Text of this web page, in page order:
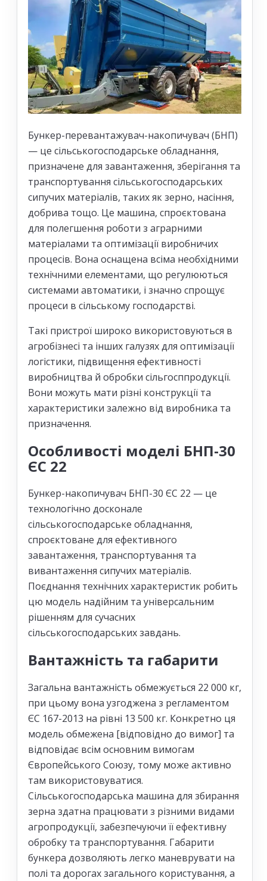
Бункер-перевантажувач-накопичувач (БНП)
— це сільськогосподарське обладнання,
призначене для завантаження, зберігання та
транспортування сільськогосподарських
сипучих матеріалів, таких як зерно, насіння,
добрива тощо. Це машина, спроєктована
для полегшення роботи з аграрними
матеріалами та оптимізації виробничих
процесів. Вона оснащена всіма необхідними
технічними елементами, що регулюються
системами автоматики, і значно спрощує
процеси в сільському господарстві.
Такі пристрої широко використовуються в
агробізнесі та інших галузях для оптимізації
логістики, підвищення ефективності
виробництва й обробки сільгосппродукції.
Вони можуть мати різні конструкції та
характеристики залежно від виробника та
призначення.
Особливості моделі БНП-30
ЄС 22
Бункер-накопичувач БНП-30 ЄС 22 — це
технологічно досконале
сільськогосподарське обладнання,
спроєктоване для ефективного
завантаження, транспортування та
вивантаження сипучих матеріалів.
Поєднання технічних характеристик робить
цю модель надійним та універсальним
рішенням для сучасних
сільськогосподарських завдань.
Вантажність та габарити
Загальна вантажність обмежується 22 000 кг,
при цьому вона узгоджена з регламентом
ЄС 167-2013 на рівні 13 500 кг. Конкретно ця
модель обмежена [відповідно до вимог] та
відповідає всім основним вимогам
Європейського Союзу, тому може активно
там використовуватися.
Сільськогосподарська машина для збирання
зерна здатна працювати з різними видами
агропродукції, забезпечуючи її ефективну
обробку та транспортування. Габарити
бункера дозволяють легко маневрувати на
полі та дорогах загального користування, а